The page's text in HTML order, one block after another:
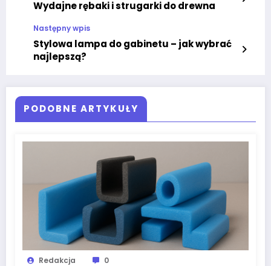
Wydajne rębaki i strugarki do drewna
Następny wpis
Stylowa lampa do gabinetu – jak wybrać
najlepszą?
PODOBNE ARTYKUŁY
Redakcja 0